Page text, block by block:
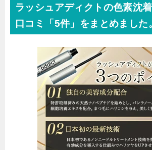
ラッシュアディクトの色素沈
口コミ「5件」をまとめました